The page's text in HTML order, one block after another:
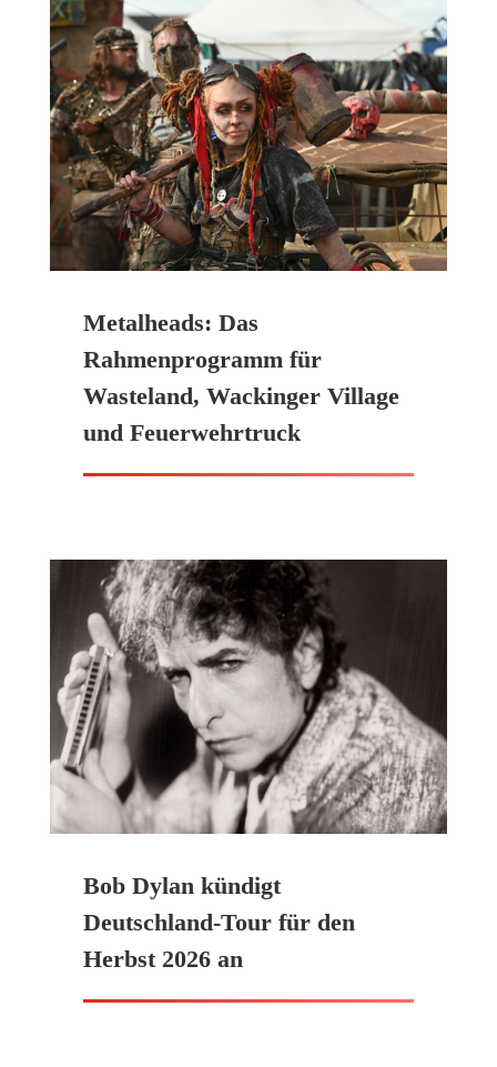
Metalheads: Das
Rahmenprogramm für
Wasteland, Wackinger Village
und Feuerwehrtruck
Bob Dylan kündigt
Deutschland-Tour für den
Herbst 2026 an